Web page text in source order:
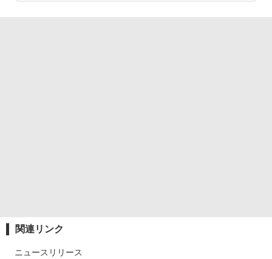
関連リンク
ニュースリリース